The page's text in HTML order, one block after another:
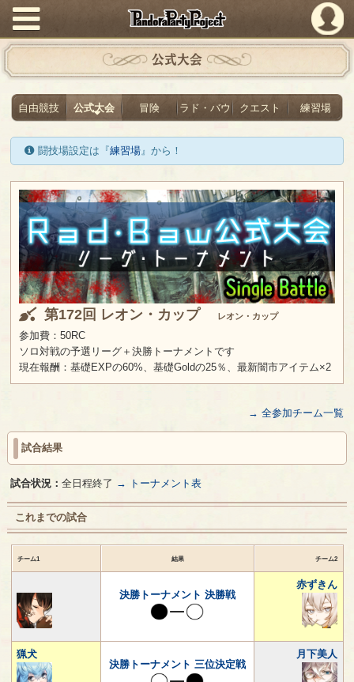
PandoraPartyProject
公式大会
自由競技 公式大会 冒険 ラド・バウ クエスト 練習場
闘技場設定は『練習場』から！
第172回 レオン・カップ レオン・カップ
参加費：50RC
ソロ対戦の予選リーグ＋決勝トーナメントです
現在報酬：基礎EXPの60%、基礎Goldの25％、最新闇市アイテム×2
→ 全参加チーム一覧
試合結果
試合状況：全日程終了 → トーナメント表
これまでの試合
チーム1 結果 チーム2
決勝トーナメント 決勝戦
赤ずきん
猟犬
決勝トーナメント 三位決定戦
月下美人